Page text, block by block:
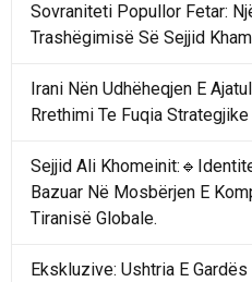
Sovraniteti Popullor Fetar:
Trashëgimisë Së Sejjid
Irani Nën Udhëheqjen E
Rrethimi Te Fuqia Strategjike
Sejjid Ali
Bazuar Në Mosbërjen E
Tiranisë Globale.
Ekskluzive: Ushtria E